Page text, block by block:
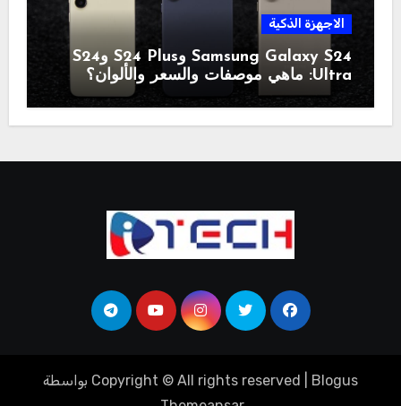
الاجهزة الذكية
Samsung Galaxy S24 وS24 Plus وS24
Ultra: ماهي موصفات والسعر والألوان؟
Copyright © All rights reserved Blogus
بواسطة